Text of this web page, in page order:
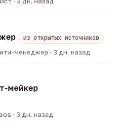
из открытых источников
менеджер · 3 дн. назад
мейкер
· 3 дн. назад